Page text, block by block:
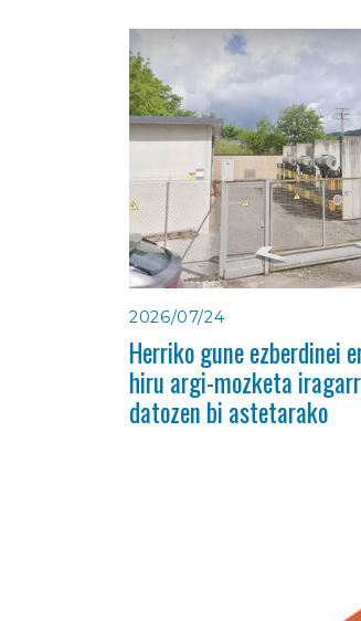
2026/07/24
Herriko gune ezberdinei
hiru argi-mozketa
datozen bi astetarako